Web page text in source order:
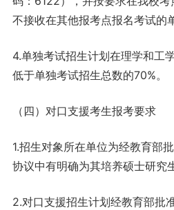
不接收在其他报考点报名考试的
4.单独考试招生计划在理学和工
低于单独考试招生总数的70%。
（四）对口支援考生报考要求
1.招生对象所在单位为经教育部
协议中有明确为其培养硕士研究
2.对口支援招生计划经教育部批准